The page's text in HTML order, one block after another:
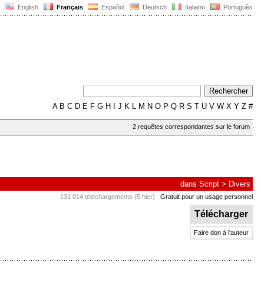
English Français Español Deutsch Italiano Português
AB C D E F G H J K L M N O P Q R S T U V W X Y Z #
2 requêtes correspondantes sur le forum
dans Script > Divers
131 014 téléchargements (5 hier) Gratuit pour un usage personnel
Télécharger
Faire don à l'auteur